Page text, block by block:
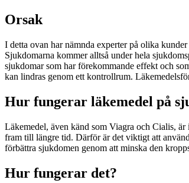
Orsak
I detta ovan har nämnda experter på olika
Sjukdomarna kommer alltså under hela
sjukdomar som har förekommande effekt och
kan lindras genom ett kontrollrum.
Hur fungerar läkemedel på
Läkemedel, även känd som Viagra och Cialis,
fram till längre tid. Därför är det viktigt att
förbättra sjukdomen genom att minska den
Hur fungerar det?